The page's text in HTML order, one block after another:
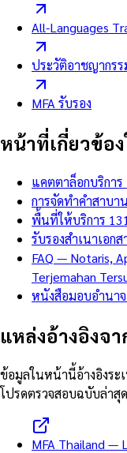
All-Languages
ประวัติอาชญากร
MFA รับรอง
หน้าที่เกี่ยวข้อ
แคตตาล็อกบริกา
การจัดทำคำสาบา
พื้นที่ให้บริการ
รับรองสำเนาเอก
FAQ — Notaris,
Terjemahan
หนังสือมอบอำนา
แหล่งอ้างอิงจ
ข้อมูลในหน้านี้อ้างอิงระ
โปรดตรวจสอบฉบับล่าสุ
MFA Thailand —